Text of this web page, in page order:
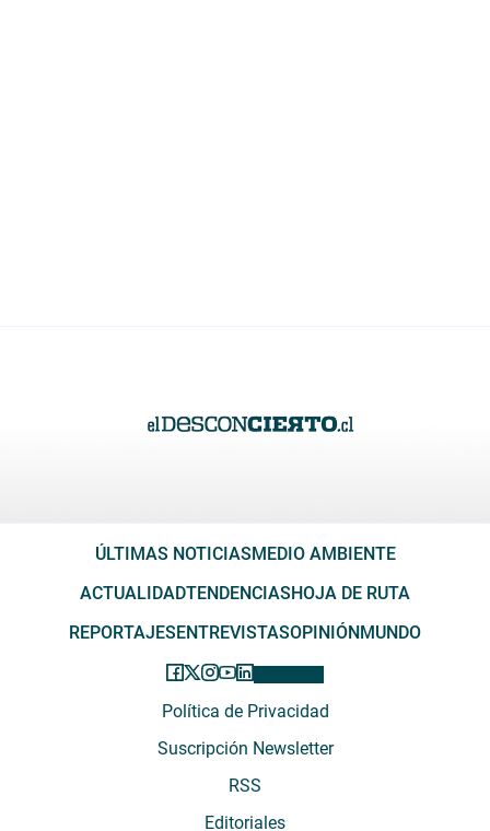
ÚLTIMAS NOTICIASMEDIO AMBIENTE
ACTUALIDADTENDENCIASHOJA DE RUTA
REPORTAJESENTREVISTASOPINIÓNMUNDO
Política de Privacidad
Suscripción Newsletter
RSS
Editoriales